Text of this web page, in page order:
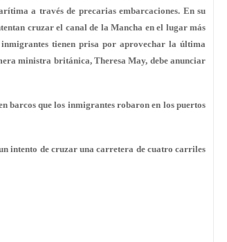
a través de precarias embarcaciones. En su
cruzar el canal de la Mancha en el lugar más
tienen prisa por aprovechar la última
ministra británica, Theresa May, debe anunciar
barcos que los inmigrantes robaron en los puertos
intento de cruzar una carretera de cuatro carriles